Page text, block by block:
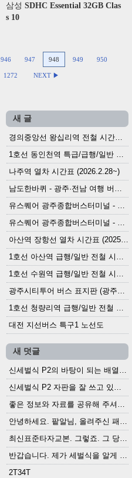
삼성 SDHC Essential 32GB Clas
s 10
946 947 948 949 950
1272 NEXT ▶
새 글
경의중앙선 왕십리역 전철 시간표 (2026.4.20~)
1호선 동인천역 특급/급행/일반 전철 시간표 (2026.2.28~)
나주역 열차 시간표 (2026.2.28~)
남도한바퀴 - 광주·전남 여행 버스 노선 (2026.3.1~5.31)
유스퀘어 광주종합버스터미널 - 곡성,순천／화순,보성,율포 방면 시외버스 시간표 (2026.1.31)
유스퀘어 광주종합버스터미널 - 담양, 순창, 남원, 무주, 장수, 거창, 대구 방면 시외버스 시간표 (2026...
아산역 장항선 열차 시간표 (2025.12.30 기준) (무궁화호, ITX-마음, 새마을호, 서해금빛열차)
1호선 아산역 급행/일반 전철 시간표 (2025.12.30~)
1호선 수원역 급행/일반 전철 시간표 (2025.12.30~)
광주시티투어 버스 표지판 (광주역 정류장) (2024?)
1호선 청량리역 급행/일반 전철 시간표 · 노선도 (2025.12.30~)
대전 지선버스 특구1 노선도
새 덧글
신세벌식 P2의 바탕이 되는 배열이나 주요 기능...
신세벌식 P2 자판을 잘 쓰고 있습니다. 쓰기 편리...
좋은 정보와 자료를 공유해 주셔서 고맙습니다....
안녕하세요. 팥알님, 올려주신 패치 여러모로 감사...
최신표준타자교본. 그렇죠. 그 당시에 최신 표준...
반갑습니다. 제가 세벌식을 알게 되어 세벌식 써...
2T34T